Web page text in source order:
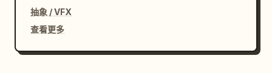
抽象 / VFX
查看更多